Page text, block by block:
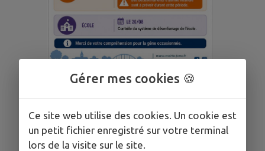
TRAVAUX MAIRIE
TOUTES LES ACTUALITÉS
Gérer mes cookies 🍪
Ce site web utilise des cookies. Un cookie est
un petit fichier enregistré sur votre terminal
lors de la visite sur le site.